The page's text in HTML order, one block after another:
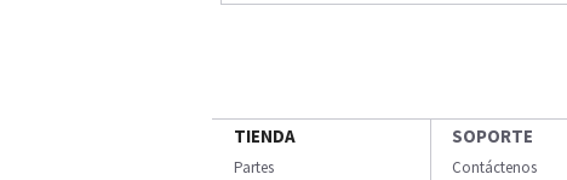
TIENDA
Partes
SOPORTE
Contáctenos